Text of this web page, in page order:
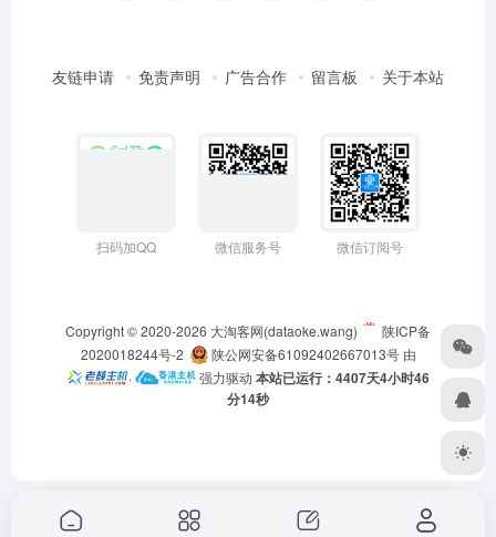
友链申请 免责声明 广告合作 留言板 关于本站
扫码加QQ 微信服务号 微信订阅号
Copyright © 2020-2026 大淘客网(dataoke.wang)
陕ICP备
2020018244号-2
陕公网安备61092402667013号由
·
强力驱动 本站已运行：4407天4小时46
分14秒